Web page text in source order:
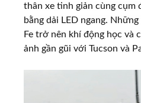
thân xe tinh giản cùng cụm
bằng dải LED ngang.
Fe trở nên khí động học và
ảnh gần gũi với Tucson và